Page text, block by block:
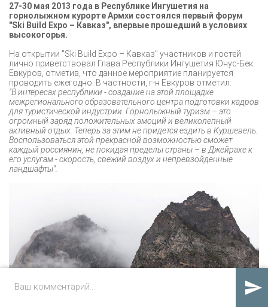
27-30 мая 2013 года в Республике Ингушетия на
горнолыжном курорте Армхи состоялся первый форум
"Ski Build Expo – Кавказ", впервые прошедший в условиях
высокогорья.
На открытии "Ski Build Expo – Кавказ" участников и гостей
лично приветствовал Глава Республики Ингушетия Юнус-Бек
Евкуров, отметив, что данное мероприятие планируется
проводить ежегодно. В частности, г-н Евкуров отметил:
"В интересах республики - создание на этой площадке
межрегионального образовательного центра подготовки кадров
для туристической индустрии. Горнолыжный туризм – это
огромный заряд положительных эмоций и великолепный
активный отдых. Теперь за этим не придется ездить в Куршевель.
Воспользоваться этой прекрасной возможностью сможет
каждый россиянин, не покидая пределы страны – в Джейрахе к
его услугам - скорость, свежий воздух и непревзойденные
ландшафты".
